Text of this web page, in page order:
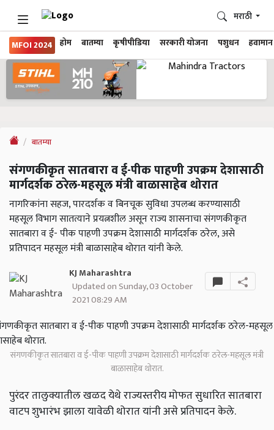
MFOI 2024 होम बातम्या कृषीपीडिया सरकारी योजना पशुधन हवामान
मराठी
बातम्या
संगणकीकृत सातबारा व ई-पीक पाहणी उपक्रम देशासाठी
मार्गदर्शक ठरेल-महसूल मंत्री बाळासाहेब थोरात
नागरिकांना सहज, पारदर्शक व बिनचूक सुविधा उपलब्ध करण्यासाठी
महसूल विभाग सातत्याने प्रयत्नशील असून राज्य शासनाचा संगणकीकृत
सातबारा व ई- पीक पाहणी उपक्रम देशासाठी मार्गदर्शक ठरेल, असे
प्रतिपादन महसूल मंत्री बाळासाहेब थोरात यांनी केले.
KJ Maharashtra
Updated on Sunday, 03 October
2021 08:29 AM
संगणकीकृत सातबारा व ई-पीक पाहणी उपक्रम देशासाठी मार्गदर्शक ठरेल-महसूल मंत्री
बाळासाहेब थोरात.
पुरंदर तालुक्यातील खळद येथे राज्यस्तरीय मोफत सुधारित सातबारा
वाटप शुभारंभ झाला यावेळी थोरात यांनी असे प्रतिपादन केले.